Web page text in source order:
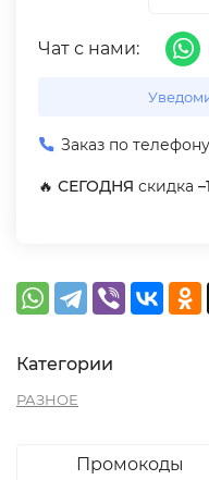
Чат с нами:
Заказ по
🔥 СЕГОДНЯ скидка
Категории
РАЗНОЕ
Промокоды